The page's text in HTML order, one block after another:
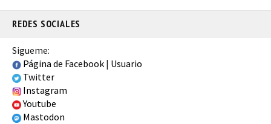
REDES SOCIALES
Sigueme:
Página de Facebook | Usuario
Twitter
Instagram
Youtube
Mastodon